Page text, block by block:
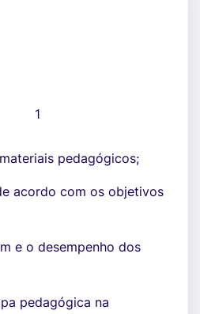
1
pedagógicos;
acordo com os objetivos
e o desempenho dos
pedagógica na